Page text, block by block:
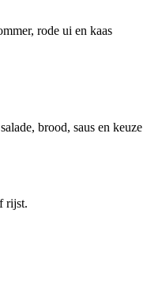
rode ui en kaas
brood, saus en keuze
rijst.